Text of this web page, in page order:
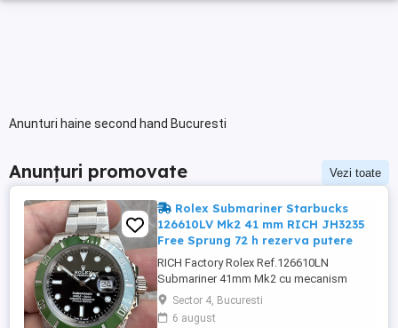
Anunturi haine second hand Bucuresti
Anunțuri promovate Vezi toate
Rolex Submariner Starbucks
126610LV Mk2 41 mm RICH JH3235
Free Sprung 72 h rezerva putere
RICH Factory Rolex Ref.126610LN
Submariner 41mm Mk2 cu mecanism
JH3235 Superclone Free Sprung
MIȘCAMENT: Mecanism automat Asia
Sector 4, Bucuresti
6 august